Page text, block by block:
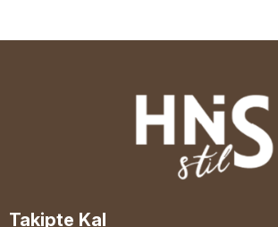
Takipte Kal